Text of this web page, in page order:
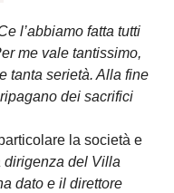
l’abbiamo fatta tutti
me vale tantissimo,
tanta serietà. Alla fine
dei sacrifici
la società e
dirigenza del Villa
dato e il direttore